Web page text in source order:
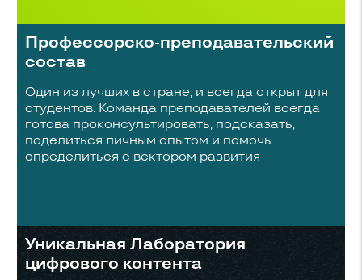
Про­фес­сор­ско-пре­по­да­ва­тель­ский
состав
Один из лучших в стране, и всегда открыт для
студентов. Команда преподавателей всегда
готова проконсультировать, подсказать,
поделиться личным опытом и помочь
определиться с вектором развития
Уникальная Лаборатория
цифрового контента